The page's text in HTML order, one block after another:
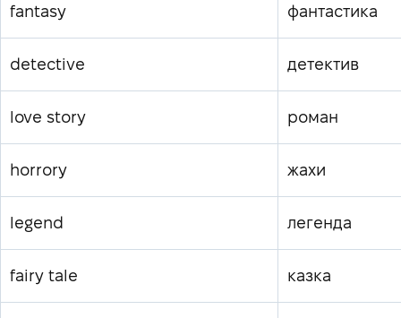
fantasy фантастика
detective детектив
love story роман
horrorу жахи
legend легенда
fairy tale казка